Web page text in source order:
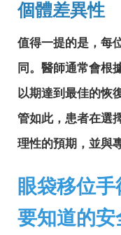
個體差異性
值得一提的是，每
同。醫師通常會根
以期達到最佳的恢
管如此，患者在選
理性的預期，並與
眼袋移位
要知道的安